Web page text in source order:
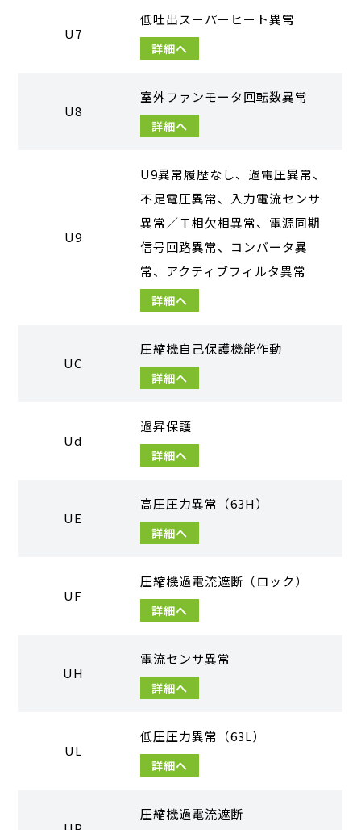
U7
低吐出スーパーヒート異常
詳細へ
U8
室外ファンモータ回転数異常
詳細へ
U9
U9異常履歴なし、過電圧異常、
不足電圧異常、入力電流センサ
異常／Ｔ相欠相異常、電源同期
信号回路異常、コンバータ異
常、アクティブフィルタ異常
詳細へ
UC
圧縮機自己保護機能作動
詳細へ
Ud
過昇保護
詳細へ
UE
高圧圧力異常（63H）
詳細へ
UF
圧縮機過電流遮断（ロック）
詳細へ
UH
電流センサ異常
詳細へ
UL
低圧圧力異常（63L）
詳細へ
圧縮機過電流遮断